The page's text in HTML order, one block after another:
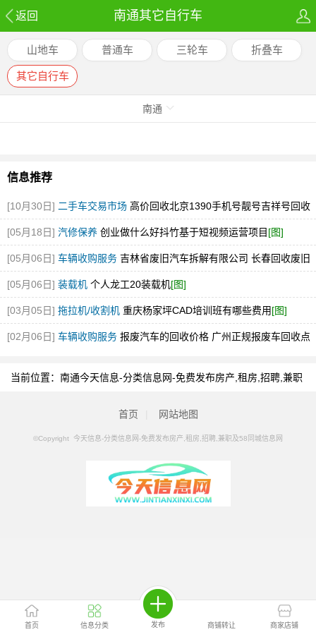
返回 南通其它自行车
首页 信息分类 发布 商铺转让 商家店铺
山地车 普通车 三轮车 折叠车
其它自行车
南通
信息推荐
[10月30日] 二手车交易市场 高价回收北京1390手机号靓号吉祥号回收
北京号[图]
[05月18日] 汽修保养 创业做什么好抖竹基于短视频运营项目 [图]
[05月06日] 车辆收购服务 吉林省废旧汽车拆解有限公司 长春回收废旧
汽车的电话是多少[图]
[05月06日] 装载机 个人龙工20装载机[图]
[03月05日] 拖拉机/收割机 重庆杨家坪CAD培训班有哪些费用[图]
[02月06日] 车辆收购服务 报废汽车的回收价格 广州正规报废车回收点
当前位置： 南通今天信息-分类信息网-免费发布房产,租房,招聘,兼职
首页 网站地图
©Copyright 今天信息-分类信息网-免费发布房产,租房,招聘,兼职及58同城信息网